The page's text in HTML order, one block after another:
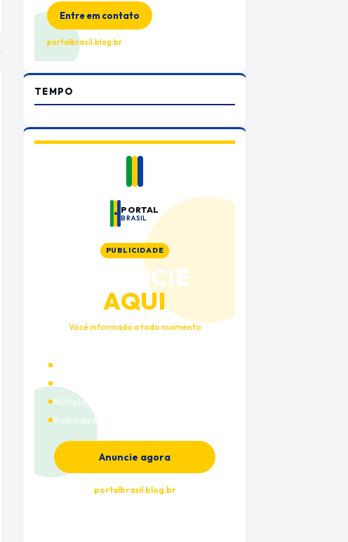
Entre em contato
portalbrasil.blog.br
TEMPO
PORTAL
BRASIL
PUBLICIDADE
ANUNCIE
AQUI
Você informado a todo momento
Múltiplas categorias
Visibilidade premium
Anuncie agora
portalbrasil.blog.br